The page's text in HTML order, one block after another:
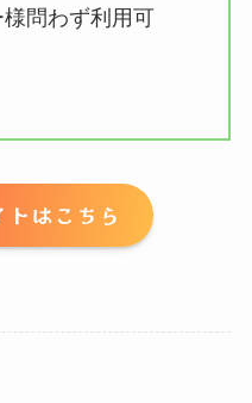
問わず利用可
はこちら